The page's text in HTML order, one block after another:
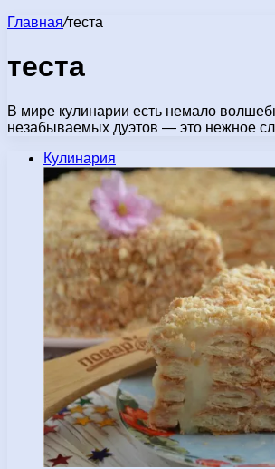
Главная/теста
теста
В мире кулинарии есть немало
незабываемых дуэтов — это нежное
Кулинария